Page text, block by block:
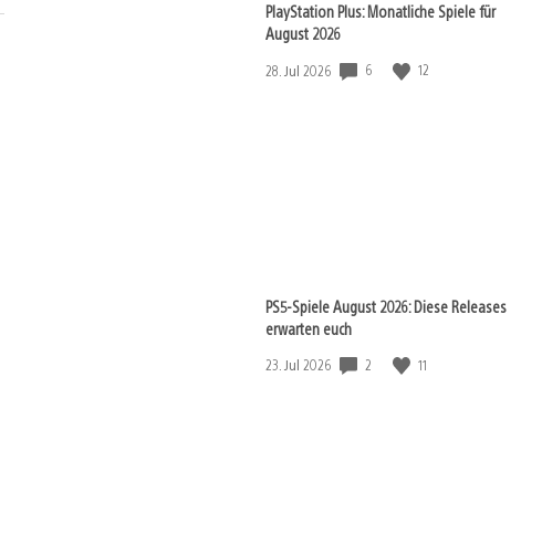
PlayStation Plus: Monatliche Spiele für
August 2026
Veröffentlichungsdatum:
28. Jul 2026 6 12
PS5-Spiele August 2026: Diese Releases
erwarten euch
Veröffentlichungsdatum:
23. Jul 2026 2 11